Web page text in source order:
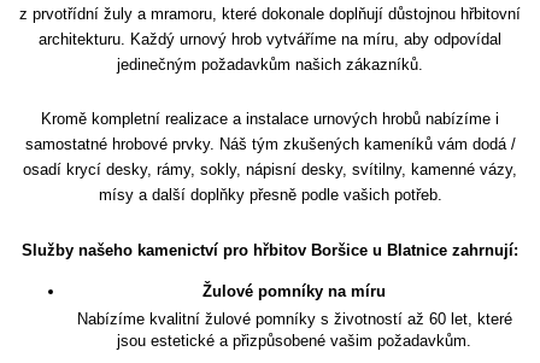
z prvotřídní žuly a mramoru, které dokonale doplňují důstojnou hřbitovní
architekturu. Každý urnový hrob vytváříme na míru, aby odpovídal
jedinečným požadavkům našich zákazníků.
Kromě kompletní realizace a instalace urnových hrobů nabízíme i
samostatné hrobové prvky. Náš tým zkušených kameníků vám dodá /
osadí krycí desky, rámy, sokly, nápisní desky, svítilny, kamenné vázy,
mísy a další doplňky přesně podle vašich potřeb.
Služby našeho kamenictví pro hřbitov Boršice u Blatnice zahrnují:
Žulové pomníky na míru
Nabízíme kvalitní žulové pomníky s životností až 60 let, které
jsou estetické a přizpůsobené vašim požadavkům.